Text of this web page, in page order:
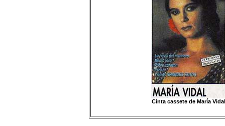
Cinta cassete de María Vidal